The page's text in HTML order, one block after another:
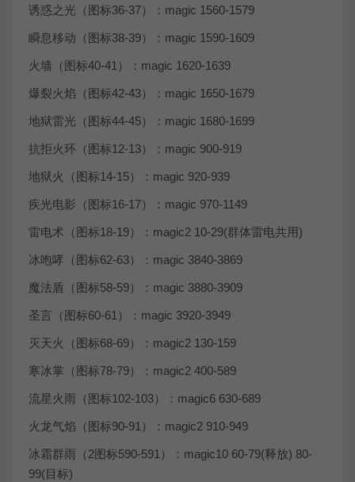
诱惑之光（图标36-37）：magic 1560-1579
瞬息移动（图标38-39）：magic 1590-1609
火墙（图标40-41）：magic 1620-1639
爆裂火焰（图标42-43）：magic 1650-1679
地狱雷光（图标44-45）：magic 1680-1699
抗拒火环（图标12-13）：magic 900-919
地狱火（图标14-15）：magic 920-939
疾光电影（图标16-17）：magic 970-1149
雷电术（图标18-19）：magic2 10-29(群体雷电共用)
冰咆哮（图标62-63）：magic 3840-3869
魔法盾（图标58-59）：magic 3880-3909
圣言（图标60-61）：magic 3920-3949
灭天火（图标68-69）：magic2 130-159
寒冰掌（图标78-79）：magic2 400-589
流星火雨（图标102-103）：magic6 630-689
火龙气焰（图标90-91）：magic2 910-949
冰霜群雨（2图标590-591）：magic10 60-79(释放) 80-
99(目标)